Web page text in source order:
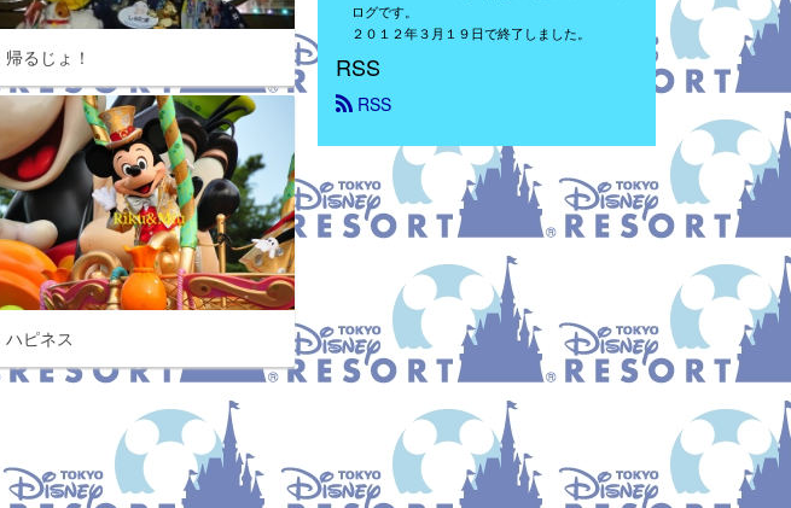
帰るじょ！
ハピネス
ログです。
２０１２年３月１９日で終了しました。
RSS
RSS